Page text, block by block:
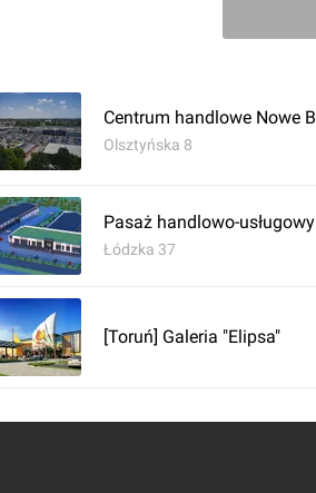
Centrum handlowe Nowe
Olsztyńska 8
Pasaż handlowo-
Łódzka 37
[Toruń] Galeria "Elipsa"